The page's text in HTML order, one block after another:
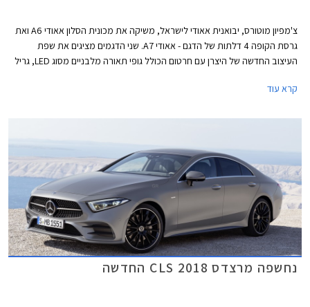
צ'מפיון מוטורס, יבואנית אאודי לישראל, משיקה את מכונית הסלון אאודי A6 ואת
גרסת הקופה 4 דלתות של הדגם - אאודי A7. שני הדגמים מציגים את שפת
העיצוב החדשה של היצרן עם חרטום הכולל גופי תאורה מלבניים מסוג LED, גריל
קרא עוד
נחשפה מרצדס CLS 2018 החדשה